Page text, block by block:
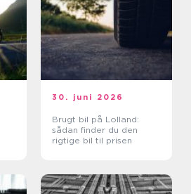
30. juni 2026
Brugt bil på Lolland:
sådan finder du den
rigtige bil til prisen